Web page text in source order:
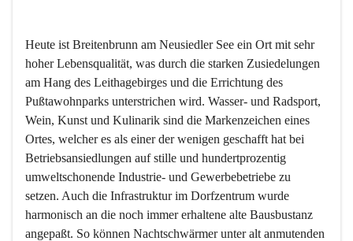
Heute ist Breitenbrunn am Neusiedler See ein Ort mit sehr
hoher Lebensqualität, was durch die starken Zusiedelungen
am Hang des Leithagebirges und die Errichtung des
Pußtawohnparks unterstrichen wird. Wasser- und Radsport,
Wein, Kunst und Kulinarik sind die Markenzeichen eines
Ortes, welcher es als einer der wenigen geschafft hat bei
Betriebsansiedlungen auf stille und hundertprozentig
umweltschonende Industrie- und Gewerbebetriebe zu
setzen. Auch die Infrastruktur im Dorfzentrum wurde
harmonisch an die noch immer erhaltene alte Bausbustanz
angepaßt. So können Nachtschwärmer unter alt anmutenden